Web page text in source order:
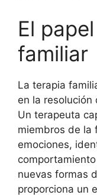
El
familiar
La terapia
en la resolución
Un terapeuta
miembros de la
emociones,
nuevas formas
proporciona un